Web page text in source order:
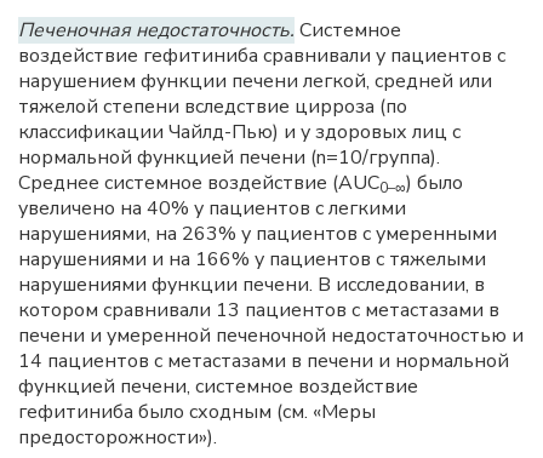
Печеночная недостаточность. Системное
воздействие гефитиниба сравнивали у пациентов с
нарушением функции печени легкой, средней или
тяжелой степени вследствие цирроза (по
классификации Чайлд-Пью) и у здоровых лиц с
нормальной функцией печени (n=10/группа).
Среднее системное воздействие (AUC0–∞) было
увеличено на 40% у пациентов с легкими
нарушениями, на 263% у пациентов с умеренными
нарушениями и на 166% у пациентов с тяжелыми
нарушениями функции печени. В исследовании, в
котором сравнивали 13 пациентов с метастазами в
печени и умеренной печеночной недостаточностью и
14 пациентов с метастазами в печени и нормальной
функцией печени, системное воздействие
гефитиниба было сходным (см. «Меры
предосторожности»).